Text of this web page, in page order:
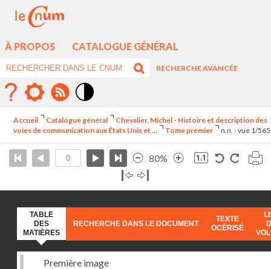
À PROPOS CATALOGUE GÉNÉRAL
RECHERCHE AVANCÉE
élévé
Accueil Catalogue général
Chevalier, Michel - Histoire et description des
voies de communication aux États Unis et ...
Tome premier n.n. - vue 1/565
80%
TABLE
DES
MATIÈRES
RECHERCHE DANS LE DOCUMENT
TEXTE
OCÉRISÉ
Première image